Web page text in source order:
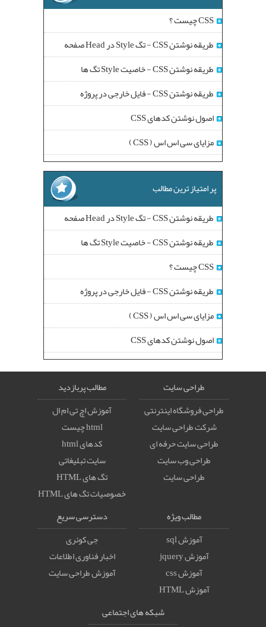
CSS چیست ؟
طریقه نوشتن CSS - تگ Style در Head صفحه
طریقه نوشتن CSS - خاصیت Style تگ ها
طریقه نوشتن CSS - فایل خارجی در پروژه
اصول نوشتن کدهای CSS
مزایای سی اس اس ( CSS )
پر امتیاز ترین مطالب
طریقه نوشتن CSS - تگ Style در Head صفحه
طریقه نوشتن CSS - خاصیت Style تگ ها
CSS چیست ؟
طریقه نوشتن CSS - فایل خارجی در پروژه
مزایای سی اس اس ( CSS )
اصول نوشتن کدهای CSS
طراحی سایت
طراحی فروشگاه اینترنتی
شرکت طراحی سایت
طراحی سایت حرفه ای
طراحی وب سایت
طراحی سایت
مطالب پربازدید
آموزش اچ تی ام ال
html چیست
کدهای html
سایت تبلیغاتی
تگ های HTML
خصوصيات تگ های HTML
مطالب ویژه
آموزش sql
آموزش jquery
آموزش css
آموزش HTML
دسترسی سریع
جی کوئری
اخبار فناوری اطلاعات
آموزش طراحی سایت
شبکه های اجتماعی